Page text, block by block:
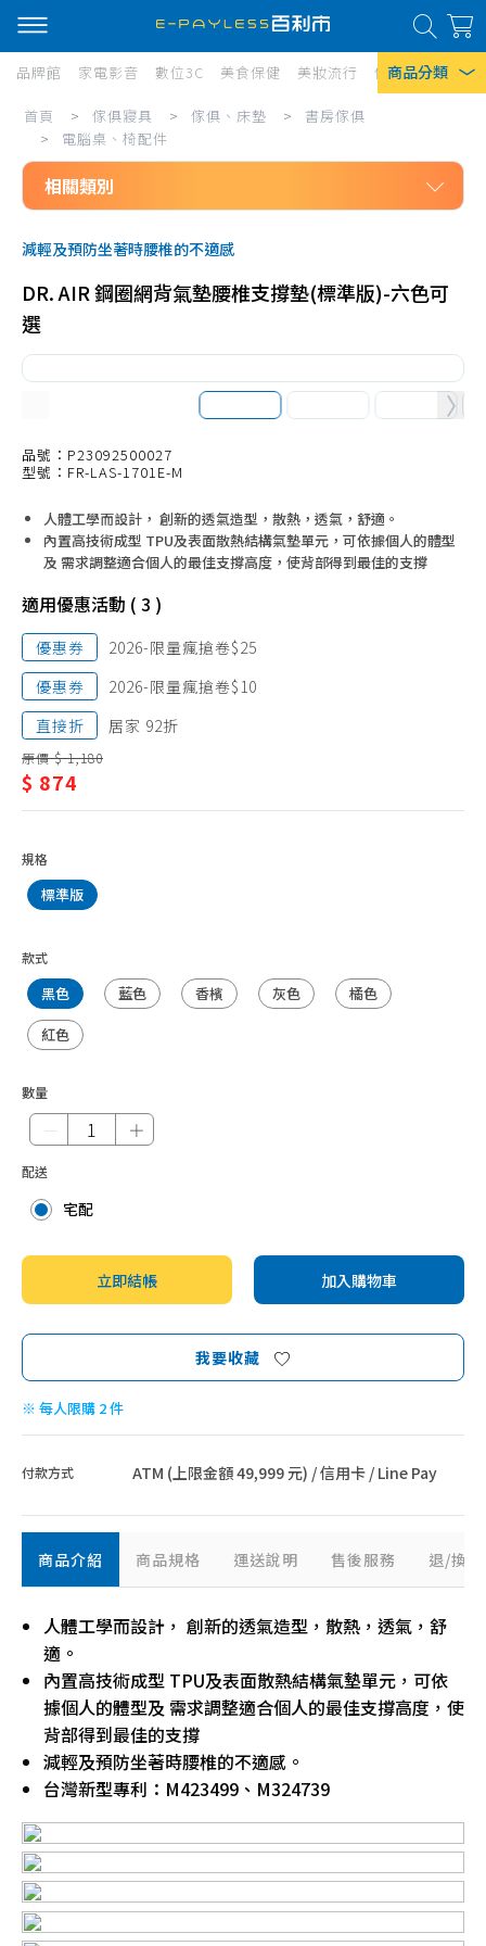
商品分類
熱門搜尋
風扇
口罩
除濕機
衛生紙
Iphone 17
品牌館 家電影音 數位3C 美食保健 美妝流行 傢俱寢具 居
傢
寢
具/
傢
俱、
床
墊/
傢
俱/
電
桌、
椅
配
件
首頁 > 傢俱寢具 > 傢俱、床墊 >
書房傢俱
>
電腦桌、椅配件
相關類別
書房傢俱
兒童機能成長桌椅
電腦桌、椅配件
減輕及預防坐著時腰椎的不適感
DR. AIR 鋼圈網背氣墊腰椎支撐墊(標準版)-六色可
選
品號：P23092500027
型號：FR-LAS-1701E-M
人體工學而設計， 創新的透氣造型，散熱，透氣，舒適。
內置高技術成型 TPU及表面散熱結構氣墊單元，可依據個人的體型
及 需求調整適合個人的最佳支撐高度，使背部得到最佳的支撐
適用優惠活動 ( 3 )
優惠券
2026-限量瘋搶卷$25
優惠券
2026-限量瘋搶卷$10
直接折
居家 92折
原價 $ 1,180
$ 874
規格
標準版
款式
黑色 藍色 香檳 灰色
橘色
紅色
數量
＋
配送
宅配
立即結帳 加入購物車
我要收藏
※ 每人限購 2 件
付款方式 ATM (上限金額 49,999 元) / 信用卡 / Line Pay
商品介紹 商品規格 運送說明 售後服務 退/換
人體工學而設計， 創新的透氣造型，散熱，透氣，舒
適。
內置高技術成型 TPU及表面散熱結構氣墊單元，可依
據個人的體型及 需求調整適合個人的最佳支撐高度，使
背部得到最佳的支撐
減輕及預防坐著時腰椎的不適感。
台灣新型專利：M423499、M324739